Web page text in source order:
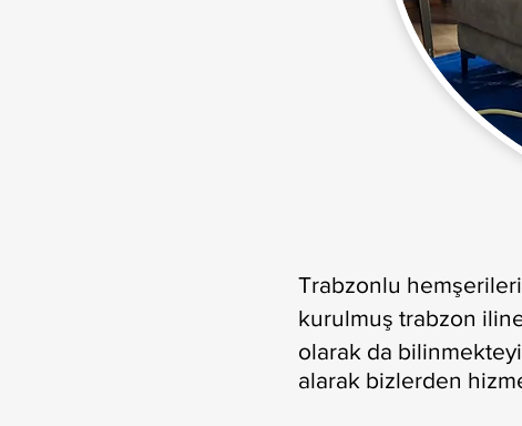
Trabzonlu
kurulmuş trabzon
olarak da
alarak bizlerden